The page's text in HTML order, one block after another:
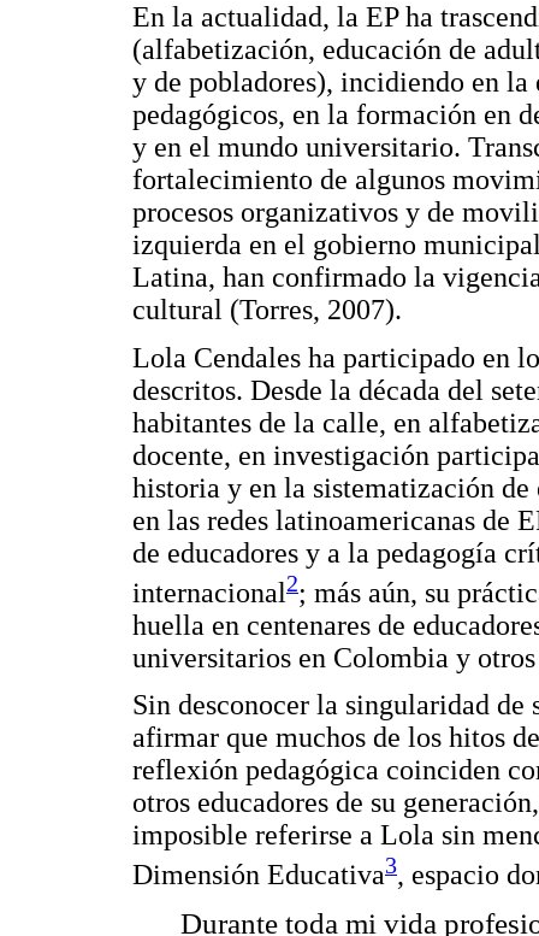
En la actualidad, la EP ha
(alfabetización, educación de
y de pobladores), incidiendo en
pedagógicos, en la formación en
y en el mundo universitario.
fortalecimiento de algunos
procesos organizativos y de
izquierda en el gobierno
Latina, han confirmado la
cultural (Torres, 2007).
Lola Cendales ha participado en
descritos. Desde la década del
habitantes de la calle, en
docente, en investigación
historia y en la sistematización
en las redes latinoamericanas de
de educadores y a la pedagogía
internacional2; más aún, su
huella en centenares de
universitarios en Colombia y
Sin desconocer la singularidad de
afirmar que muchos de los hitos
reflexión pedagógica coinciden
otros educadores de su
imposible referirse a Lola sin
Dimensión Educativa3, espacio
Durante toda mi vida